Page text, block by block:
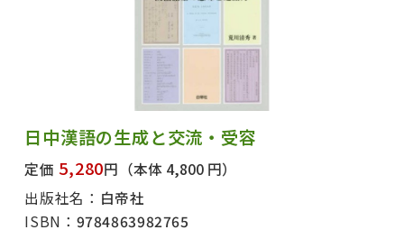
日中漢語の生成と交流・受容
定価 5,280円 （本体 4,800 円）
出版社名： 白帝社
ISBN： 9784863982765